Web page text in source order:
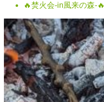
🔥焚火会-in風来の森-🔥